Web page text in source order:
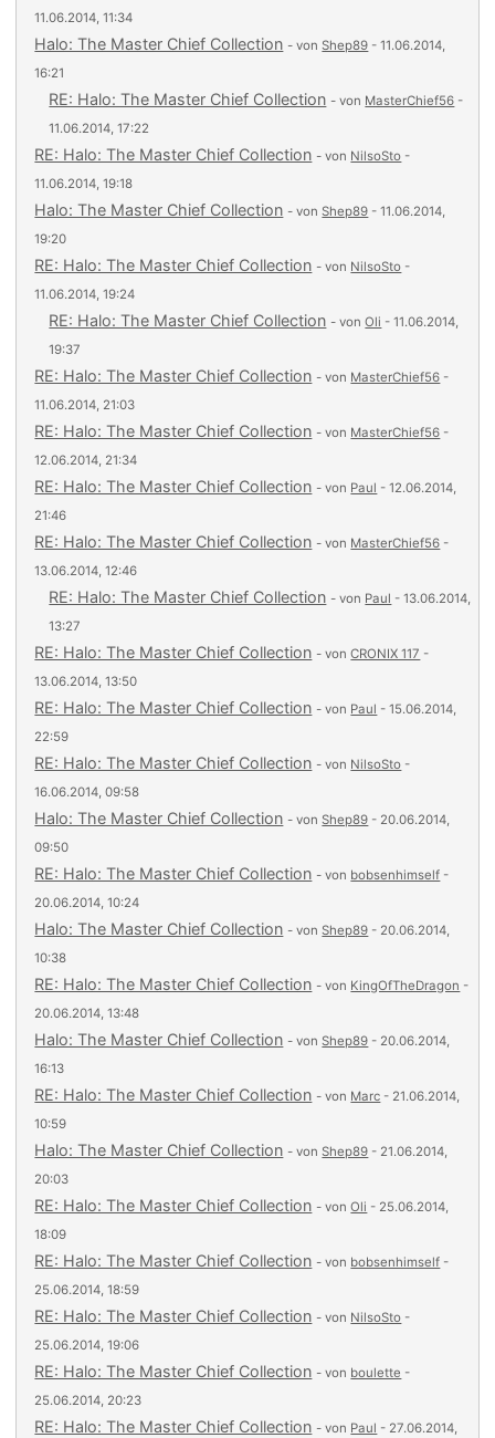
11.06.2014, 11:34
Halo: The Master Chief Collection - vonShep89 - 11.06.2014,
16:21
RE: Halo: The Master Chief Collection - von MasterChief56 -
11.06.2014, 17:22
RE: Halo: The Master Chief Collection - von NilsoSto -
11.06.2014, 19:18
Halo: The Master Chief Collection - vonShep89 - 11.06.2014,
19:20
RE: Halo: The Master Chief Collection - von NilsoSto -
11.06.2014, 19:24
RE: Halo: The Master Chief Collection - vonOli - 11.06.2014,
19:37
RE: Halo: The Master Chief Collection - von MasterChief56 -
11.06.2014, 21:03
RE: Halo: The Master Chief Collection - von MasterChief56 -
12.06.2014, 21:34
RE: Halo: The Master Chief Collection - von Paul - 12.06.2014,
21:46
RE: Halo: The Master Chief Collection - von MasterChief56 -
13.06.2014, 12:46
RE: Halo: The Master Chief Collection - von Paul - 13.06.2014,
13:27
RE: Halo: The Master Chief Collection - vonCRONIX 117 -
13.06.2014, 13:50
RE: Halo: The Master Chief Collection - von Paul - 15.06.2014,
22:59
RE: Halo: The Master Chief Collection - von NilsoSto -
16.06.2014, 09:58
Halo: The Master Chief Collection - vonShep89 - 20.06.2014,
09:50
RE: Halo: The Master Chief Collection - von bobsenhimself -
20.06.2014, 10:24
Halo: The Master Chief Collection - vonShep89 - 20.06.2014,
10:38
RE: Halo: The Master Chief Collection - von KingOfTheDragon -
20.06.2014, 13:48
Halo: The Master Chief Collection - vonShep89 - 20.06.2014,
16:13
RE: Halo: The Master Chief Collection - von Marc - 21.06.2014,
10:59
Halo: The Master Chief Collection - vonShep89 - 21.06.2014,
20:03
RE: Halo: The Master Chief Collection - vonOli - 25.06.2014,
18:09
RE: Halo: The Master Chief Collection - von bobsenhimself -
25.06.2014, 18:59
RE: Halo: The Master Chief Collection - von NilsoSto -
25.06.2014, 19:06
RE: Halo: The Master Chief Collection - von boulette -
25.06.2014, 20:23
RE: Halo: The Master Chief Collection - von Paul - 27.06.2014,